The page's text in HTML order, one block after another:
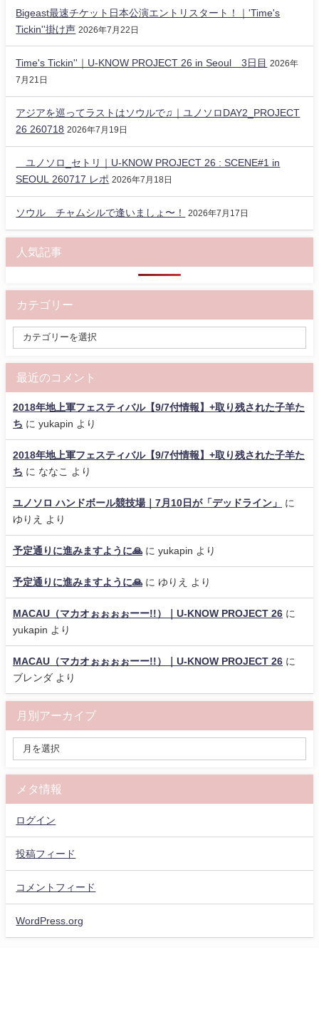
Bigeast最速チケット日本公演エントリスタート！｜'Time's
Tickin''掛け声 2026年7月22日
Time's Tickin''｜U-KNOW PROJECT 26 in Seoul 3日目
2026年
7月21日
アジアを巡ってラストはソウルで♫｜ユノソロDAY2_PROJECT
26 260718 2026年7月19日
ユノソロ_セトリ｜U-KNOW PROJECT 26 : SCENE#1 in
SEOUL 260717 レポ 2026年7月18日
ソウル チャムシルで逢いましょ〜！ 2026年7月17日
人気記事
カテゴリー
最近のコメント
2018年地上軍フェスティバル【9/7付情報】+取り残された子羊た
ち に yukapin より
2018年地上軍フェスティバル【9/7付情報】+取り残された子羊た
ち に ななこ より
ユノソロ ハンドボール競技場｜7月10日が「デッドライン」
に
ゆりえ
より
予定通りに進みますように🙏 に yukapin より
予定通りに進みますように🙏 に ゆりえ より
MACAU（マカオぉぉぉぉーー!!）｜U-KNOW PROJECT 26 に
yukapin より
MACAU（マカオぉぉぉぉーー!!）｜U-KNOW PROJECT 26 に
ブレンダ より
月別アーカイブ
メタ情報
ログイン
投稿フィード
コメントフィード
WordPress.org